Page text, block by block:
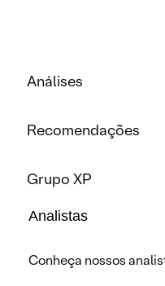
Análises
Recomendações
Grupo XP
Analistas
Conheça nossos